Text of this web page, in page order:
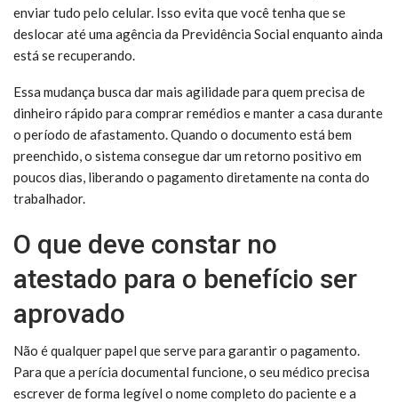
enviar tudo pelo celular. Isso evita que você tenha que se
deslocar até uma agência da Previdência Social enquanto ainda
está se recuperando.
Essa mudança busca dar mais agilidade para quem precisa de
dinheiro rápido para comprar remédios e manter a casa durante
o período de afastamento. Quando o documento está bem
preenchido, o sistema consegue dar um retorno positivo em
poucos dias, liberando o pagamento diretamente na conta do
trabalhador.
O que deve constar no
atestado para o benefício ser
aprovado
Não é qualquer papel que serve para garantir o pagamento.
Para que a perícia documental funcione, o seu médico precisa
escrever de forma legível o nome completo do paciente e a